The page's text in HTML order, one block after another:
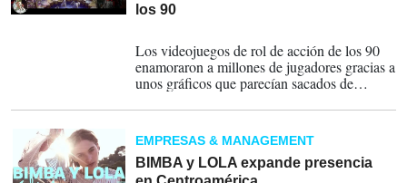
los 90
Los videojuegos de rol de acción de los 90
enamoraron a millones de jugadores gracias a
unos gráficos que parecían sacados de
personajes carismáticos, mapeados enormes
y una belleza gráfica inusual.
EMPRESAS & MANAGEMENT
BIMBA y LOLA expande presencia